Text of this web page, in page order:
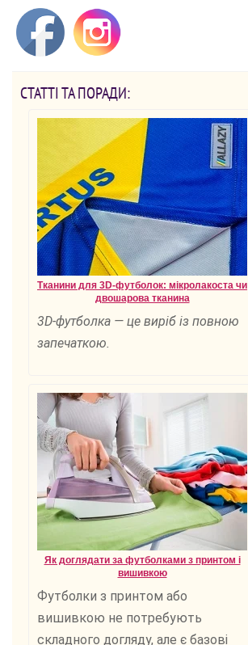
СТАТТІ ТА ПОРАДИ:
Тканини для 3D-футболок: мікролакоста чи
двошарова тканина
3D-футболка — це виріб із повною
запечаткою.
Як доглядати за футболками з принтом і
вишивкою
Футболки з принтом або
вишивкою не потребують
складного догляду, але є базові